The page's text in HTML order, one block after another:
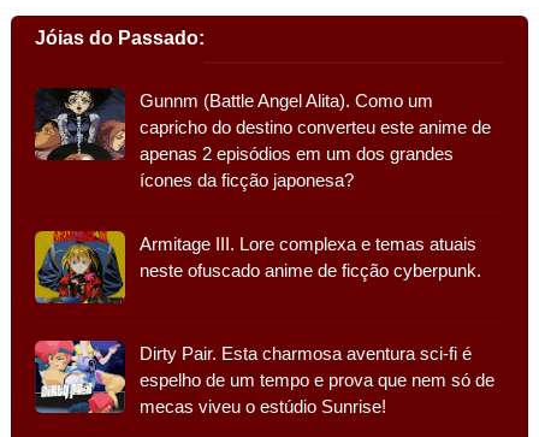
Jóias do Passado:
Gunnm (Battle Angel Alita). Como um
capricho do destino converteu este anime de
apenas 2 episódios em um dos grandes
ícones da ficção japonesa?
Armitage III. Lore complexa e temas atuais
neste ofuscado anime de ficção cyberpunk.
Dirty Pair. Esta charmosa aventura sci-fi é
espelho de um tempo e prova que nem só de
mecas viveu o estúdio Sunrise!